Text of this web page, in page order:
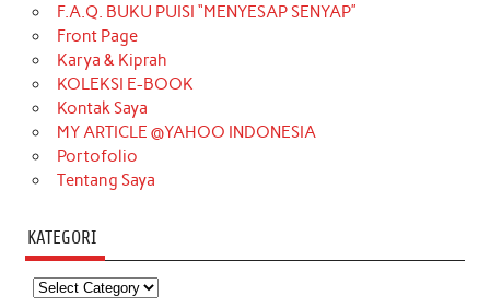
F.A.Q. BUKU PUISI “MENYESAP SENYAP”
Front Page
Karya & Kiprah
KOLEKSI E-BOOK
Kontak Saya
MY ARTICLE @YAHOO INDONESIA
Portofolio
Tentang Saya
KATEGORI
Kategori